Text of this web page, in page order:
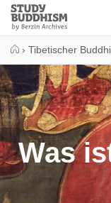
Close
Study
Buddhism
› Tibetischer
Was